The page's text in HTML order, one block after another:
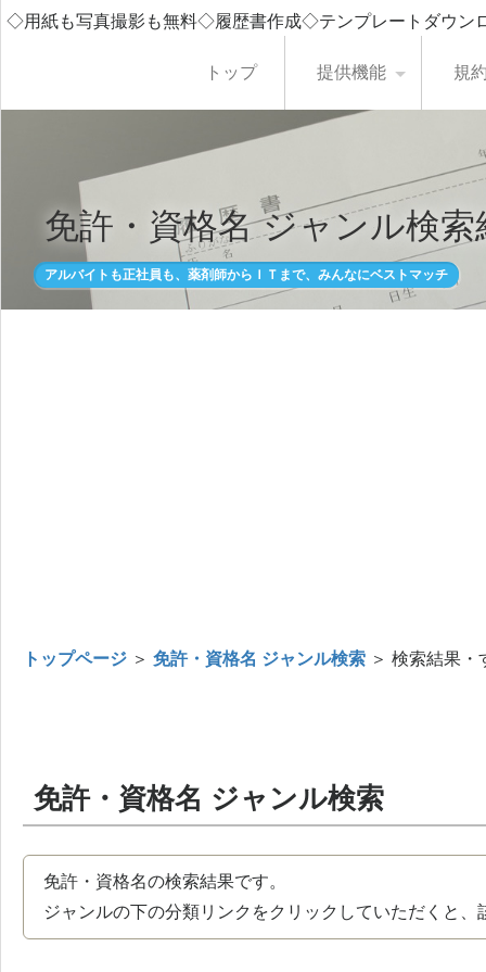
◇用紙も写真撮影も無料◇履歴書作成◇テンプレートダウ
トップ 提供機能 規
免許・資格名 ジャンル検索
アルバイトも正社員も、薬剤師からＩＴまで、みんなにベストマッチ
トップページ ＞ 免許・資格名 ジャンル検索 ＞ 検索結果・
免許・資格名 ジャンル検索
免許・資格名の検索結果です。
ジャンルの下の分類リンクをクリックしていただくと